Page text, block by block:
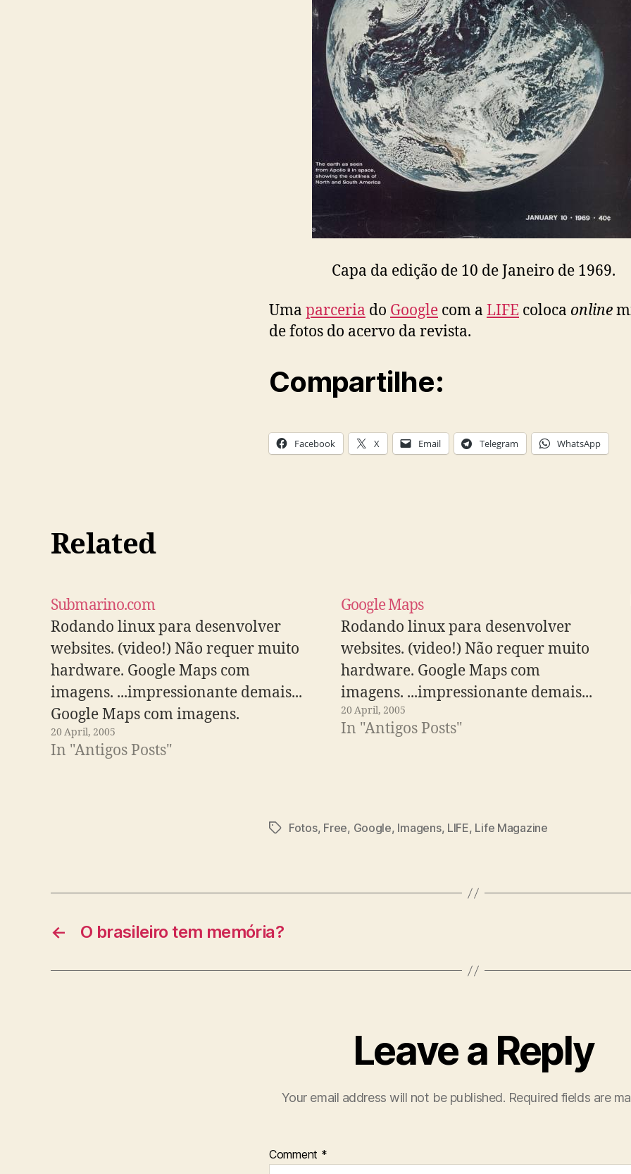
Capa da edição de 10 de Janeiro de 1969.
Uma parceria do Google com a LIFE coloca online
de fotos do acervo da revista.
Compartilhe:
Facebook X Email Telegram WhatsApp
Related
Submarino.com
Rodando linux para desenvolver
websites. (video!) Não requer muito
hardware. Google Maps com
imagens. ...impressionante demais...
Google Maps com imagens.
...impressionante demais...
Submarino afundando? Após lançar
20 April, 2005
In "Antigos Posts"
Google Maps
Rodando linux para desenvolver
websites. (video!) Não requer muito
hardware. Google Maps com
imagens. ...impressionante demais...
20 April, 2005
In "Antigos Posts"
TagsFotos, Free, Google, Imagens, LIFE, Life Magazine
← O brasileiro tem memória?
Leave a Reply
Your email address will not be published. Required fields are
Comment *